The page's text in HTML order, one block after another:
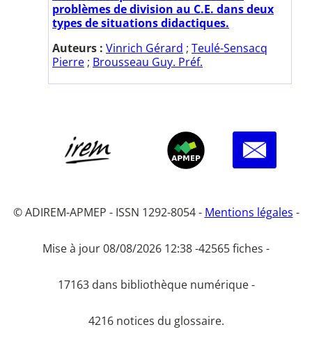
problèmes de division au C.E. dans deux
types de situations didactiques.
Auteurs : Vinrich Gérard ; Teulé-Sensacq
Pierre ; Brousseau Guy. Préf.
© ADIREM-APMEP - ISSN 1292-8054 - Mentions légales -
Mise à jour 08/08/2026 12:38 -42565 fiches -
17163 dans bibliothèque numérique -
4216 notices du glossaire.